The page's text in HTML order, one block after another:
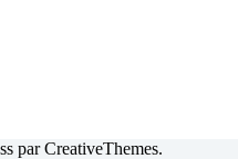
parCreativeThemes.